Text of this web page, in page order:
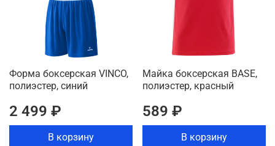
Форма боксерская VINCO,
полиэстер, синий
2 499 ₽
В корзину
Майка боксерская BASE,
полиэстер, красный
589 ₽
В корзину